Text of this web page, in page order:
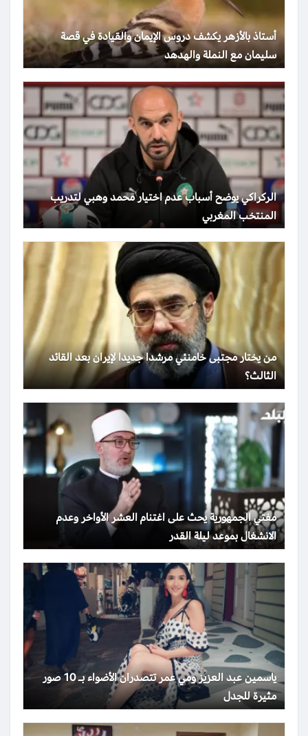
أستاذ بالأزهر يكشف دروس الإيمان والقيادة في قصة
سليمان مع النملة والهدهد
الركراكي يوضح أسباب عدم اختيار محمد وهبي لتدريب
المنتخب المغربي
من يختار مجتبى خامنئي مرشدا جديدا لإيران بعد القائد
الثالث؟
مفتي الجمهورية يحث على اغتنام العشر الأواخر وعدم
الانشغال بموعد ليلة القدر
ياسمين عبد العزيز ومي عمر تتصدران الأضواء بـ 10 صور
مثيرة للجدل